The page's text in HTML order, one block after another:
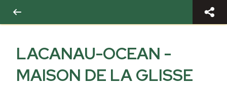
LACANAU-OCEAN -
MAISON DE LA GLISSE